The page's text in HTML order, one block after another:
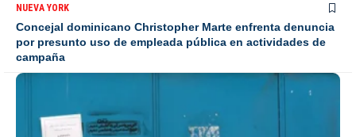
NUEVA YORK
Concejal dominicano Christopher Marte enfrenta denuncia
por presunto uso de empleada pública en actividades de
campaña